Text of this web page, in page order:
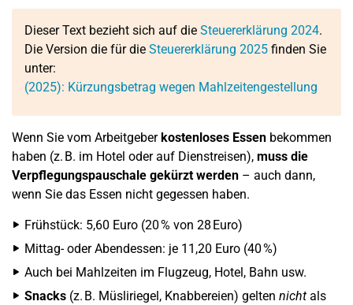
Dieser Text bezieht sich auf die Steuererklärung 2024.
Die Version die für die Steuererklärung 2025 finden Sie
unter:
(2025): Kürzungsbetrag wegen Mahlzeitengestellung
Wenn Sie vom Arbeitgeberkostenloses Essen bekommen
haben (z. B. im Hotel oder auf Dienstreisen), muss die
Verpflegungspauschale gekürzt werden – auch dann,
wenn Sie das Essen nicht gegessen haben.
Frühstück: 5,60 Euro (20 % von 28 Euro)
Mittag- oder Abendessen: je 11,20 Euro (40 %)
Auch bei Mahlzeiten im Flugzeug, Hotel, Bahn usw.
Snacks (z. B. Müsliriegel, Knabbereien) gelten nicht als